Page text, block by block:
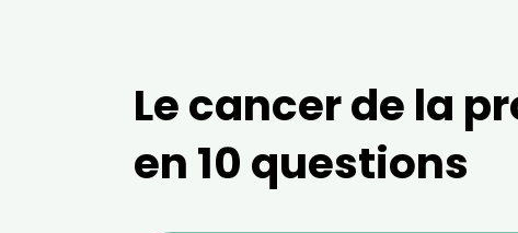
Le cancer de la
en 10 questions